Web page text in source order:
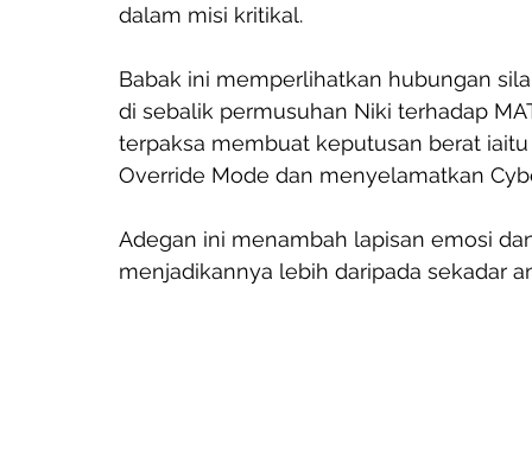
dalam misi kritikal.
Babak ini memperlihatkan hubungan
di sebalik permusuhan Niki terhadap
terpaksa membuat keputusan berat
Override Mode dan menyelamatkan
Adegan ini menambah lapisan emosi
menjadikannya lebih daripada sekadar